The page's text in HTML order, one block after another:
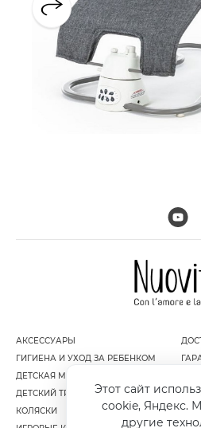
АКСЕССУАРЫ
ГИГИЕНА И УХОД ЗА РЕБЕНКОМ
ДЕТСКАЯ МЕБЕЛЬ
ДЕТСКИЙ ТРАНСПОРТ
КОЛЯСКИ
Этот сайт
cookie, Яндекс.
другие